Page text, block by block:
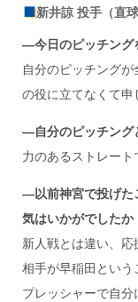
新井諒 投手（直
―今日のピッチング
自分のピッチング
の役に立てなくて申
―自分のピッチング
力のあるストレート
―以前神宮で投げた
気はいかがでしたか
新人戦とは違い、
相手が早稲田という
プレッシャーで自分